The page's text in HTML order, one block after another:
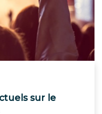
sur le